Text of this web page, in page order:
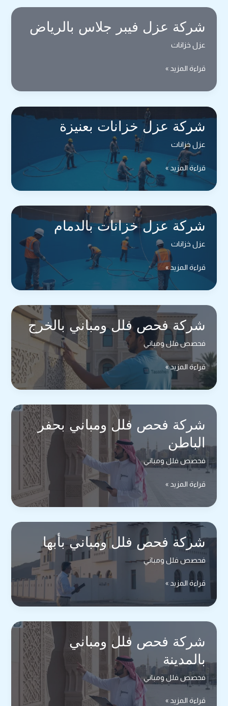
شركة عزل فيبر جلاس بالرياض
عزل خزانات
شركة
فيبر
بالرياض
قراءة المزيد »
شركة عزل خزانات بعنيزة
عزل خزانات
شركة
خزانات
بعنيزة
قراءة المزيد »
شركة عزل خزانات بالدمام
عزل خزانات
شركة
خزانات
بالدمام
قراءة المزيد »
شركة فحص فلل ومباني بالخرج
فحصص فلل ومباني
شركة
فحص
فلل
ومباني
قراءة المزيد »
شركة فحص فلل ومباني بحفر
الباطن
فحصص فلل ومباني
شركة
فلل
ومباني
الباطن
قراءة المزيد »
شركة فحص فلل ومباني بأبها
فحصص فلل ومباني
شركة
فلل
ومباني
قراءة المزيد »
شركة فحص فلل ومباني
بالمدينة
فحصص فلل ومباني
شركة
قراءة المزيد »